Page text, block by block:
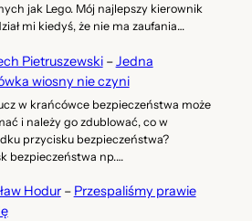
jak Lego. Mój najlepszy kierownik
mi kiedyś, że nie ma zaufania…
Pietruszewski–Jedna
wiosny nie czyni
w krańcówce bezpieczeństwa może
i należy go zdublować, co w
przycisku bezpieczeństwa?
bezpieczeństwa np.…
Hodur– Przespaliśmy prawie